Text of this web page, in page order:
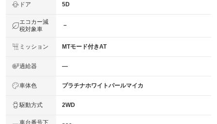
ドア 5D
エコカー減
税対象車
－
ミッション MTモード付きAT
過給器 ―
車体色 プラチナホワイトパールマイカ
駆動方式 2WD
車台番号下